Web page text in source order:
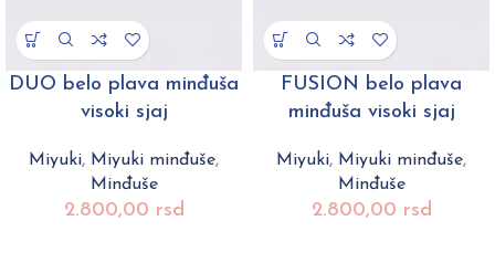
DUO belo plava minđuša
visoki sjaj
Miyuki, Miyuki minđuše,
Minđuše
2.800,00 rsd
FUSION belo plava
minđuša visoki sjaj
Miyuki, Miyuki minđuše,
Minđuše
2.800,00 rsd